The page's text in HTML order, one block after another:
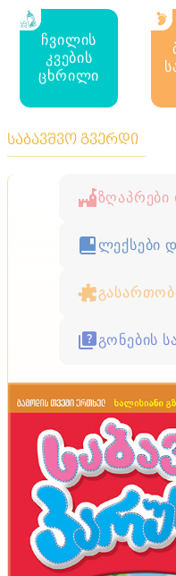
ჩვილის
კვების
ცხრილი
საბავშვო გვერდი
ლექსები
გონების